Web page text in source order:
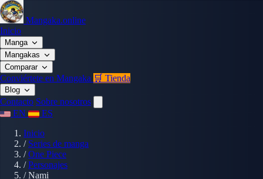
Mangaka.online
Inicio
Manga
Mangakas
Comparar
Conviértete en Mangaka 🛒 Tienda
Blog
Contacto Sobre nosotros
EN
ES
Inicio
/ Series de manga
/ One Piece
/ Personajes
/ Nami